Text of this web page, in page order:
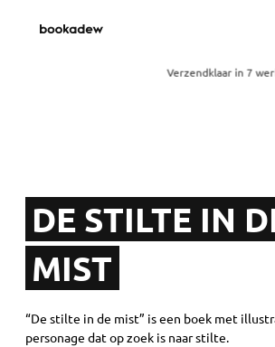
Verzendklaar in 7
DE STILTE IN
MIST
“De stilte in de mist” is een boek met
personage dat op zoek is naar stilte.